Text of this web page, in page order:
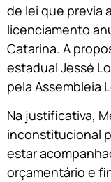
de lei que previa
licenciamento
Catarina. A
estadual Jessé
pela Assembleia
Na justificativa,
inconstitucional
estar
orçamentário e